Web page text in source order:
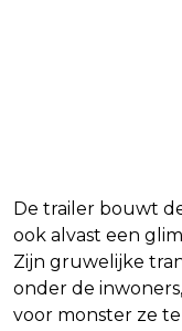
De trailer bouwt
ook alvast een
Zijn gruwelijke
onder de
voor monster ze